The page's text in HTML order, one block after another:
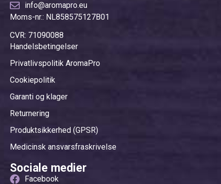
info@aromapro.eu
Moms-nr.: NL858575127B01
CVR: 71090088
Handelsbetingelser
Privatlivspolitik AromaPro
Cookiepolitik
Garanti og klager
Returnering
Produktsikkerhed (GPSR)
Medicinsk ansvarsfraskrivelse
Sociale medier
Facebook